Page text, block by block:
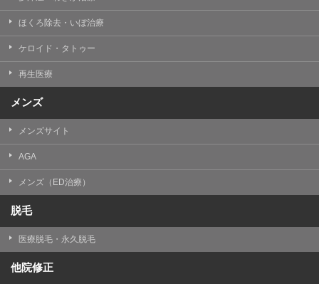
ほくろ除去・いぼ治療
ケロイド・タトゥー
再生医療
メンズ
メンズサイト
AGA
メンズ（ED治療）
脱毛
医療脱毛・永久脱毛
他院修正